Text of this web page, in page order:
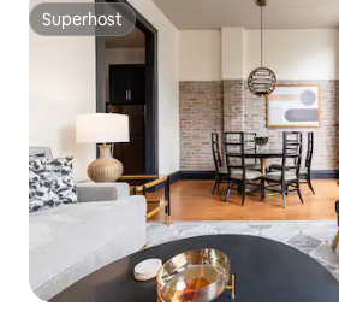
Superhost
Superhost